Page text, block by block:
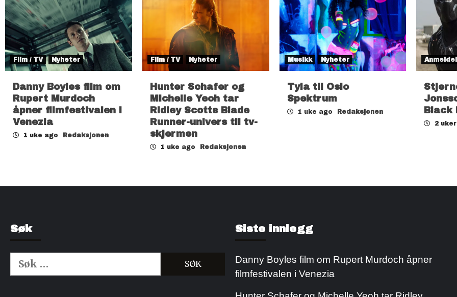
Film / TV Nyheter
Danny Boyles film om
Rupert Murdoch
åpner filmfestivalen i
Venezia
1 uke ago Redaksjonen
Film / TV Nyheter
Hunter Schafer og
Michelle Yeoh tar
Ridley Scotts Blade
Runner-univers til tv-
skjermen
1 uke ago Redaksjonen
Musikk Nyheter
Tyla til Oslo
Spektrum
1 uke ago Redaksjonen
Black
2
Søk
Søk
etter:
Siste innlegg
Danny Boyles film om Rupert Murdoch åpner
filmfestivalen i Venezia